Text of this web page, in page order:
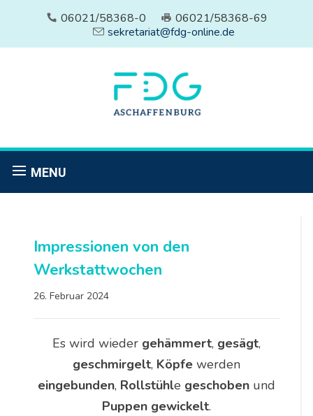
06021/58368-0
06021/58368-69
sekretariat@fdg-online.de
MENU
Impressionen von den
Werkstattwochen
26. Februar 2024
Es wird wieder gehämmert, gesägt,
geschmirgelt, Köpfewerden
eingebunden, Rollstühle geschobenund
Puppen gewickelt.